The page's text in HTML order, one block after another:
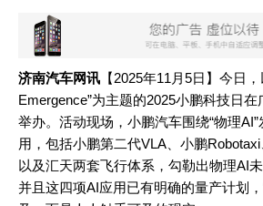
济南汽车网讯 【2025年11月5日】今日，
Emergence”为主题的2025小鹏科技日
举办。活动现场，小鹏汽车围绕“物理
用，包括小鹏第二代VLA、小鹏Robotaxi
以及汇天两套飞行体系，勾勒出物理AI
并且这四项AI应用已有明确的量产计划